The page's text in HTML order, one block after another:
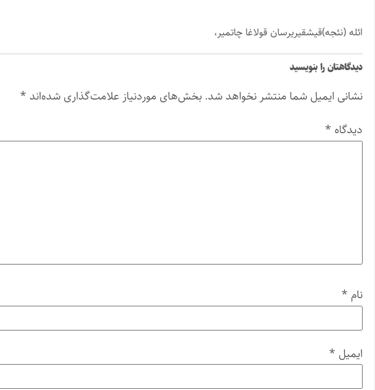
ائله (نئجه)قیشقیریرسان قولاغا چاتمیر،
دیدگاهتان را بنویسید
نشانی ایمیل شما منتشر نخواهد شد. بخش‌های موردنیاز علامت‌گذاری شده‌اند *
دیدگاه *
نام *
ایمیل *